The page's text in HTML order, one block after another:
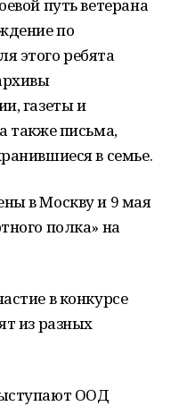
путь ветерана
по
этого ребята
газеты и
также письма,
в семье.
в Москву и 9 мая
полка» на
в конкурсе
из разных
ООД